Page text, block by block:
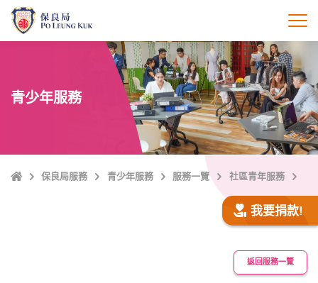
打
青少年服務
主
保良局服務 青少年服務 服務一覽 社區青年服務
我要捐款!
返回服務一覽